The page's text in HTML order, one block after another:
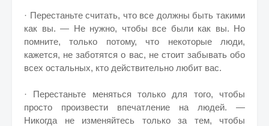
· Перестаньте считать, что все должны быть такими
как вы. — Не нужно, чтобы все были как вы. Но
помните, только потому, что некоторые люди,
кажется, не заботятся о вас, не стоит забывать обо
всех остальных, кто действительно любит вас.
· Перестаньте меняться только для того, чтобы
просто произвести впечатление на людей. —
Никогда не изменяйтесь только за тем, чтобы